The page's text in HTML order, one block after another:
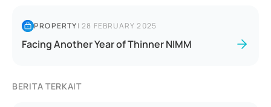
PROPERTY|28 FEBRUARY 2025
Facing Another Year of Thinner NIMM
BERITA TERKAIT